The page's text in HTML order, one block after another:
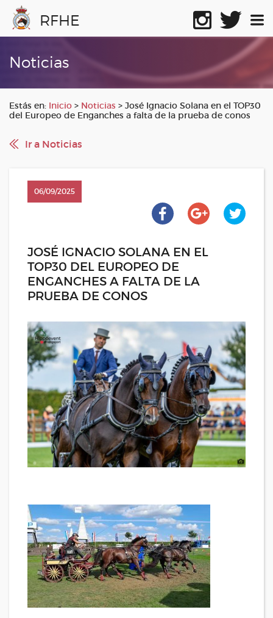
RFHE
Noticias
Estás en: Inicio > Noticias > José Ignacio Solana en el TOP30
del Europeo de Enganches a falta de la prueba de conos
Ir a Noticias
06/09/2025
JOSÉ IGNACIO SOLANA EN EL
TOP30 DEL EUROPEO DE
ENGANCHES A FALTA DE LA
PRUEBA DE CONOS